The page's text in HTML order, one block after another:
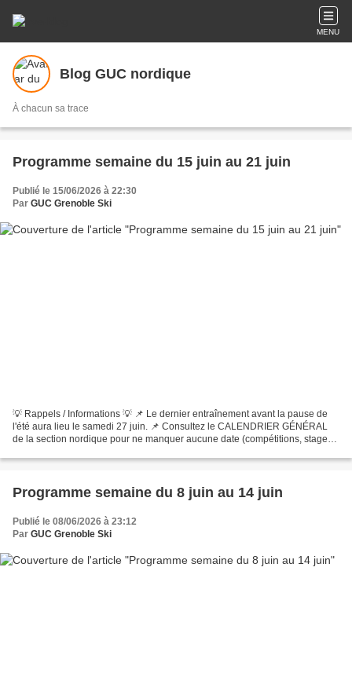
MENU
Blog GUC nordique
À chacun sa trace
Programme semaine du 15 juin au 21 juin
Publié le 15/06/2026 à 22:30
Par GUC Grenoble Ski
💡 Rappels / Informations 💡 📌 Le dernier entraînement avant la pause de
l'été aura lieu le samedi 27 juin. 📌 Consultez le CALENDRIER GÉNÉRAL
de la section nordique pour ne manquer aucune date (compétitions, stages,
-----...
Programme semaine du 8 juin au 14 juin
Publié le 08/06/2026 à 23:12
Par GUC Grenoble Ski